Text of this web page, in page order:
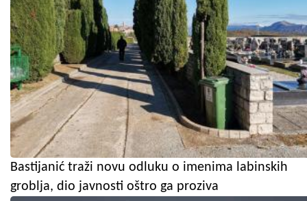
Bastijanić traži novu odluku o imenima labinskih
groblja, dio javnosti oštro ga proziva